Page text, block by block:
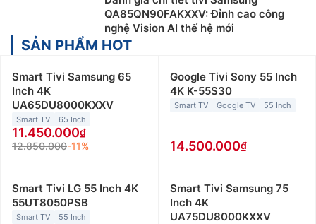
QA85QN90FAKXXV: Đỉnh cao công
nghệ Vision AI thế hệ mới
SẢN PHẨM HOT
Smart Tivi Samsung 65
Inch 4K
UA65DU8000KXXV
Smart TV 65 Inch
11.450.000
12.850.000-11%
Google Tivi Sony 55 Inch
4K K-55S30
Smart TV Google TV 55 Inch
14.500.000
Smart Tivi LG 55 Inch 4K
55UT8050PSB
Smart TV 55 Inch
Smart Tivi Samsung 75
Inch 4K
UA75DU8000KXXV